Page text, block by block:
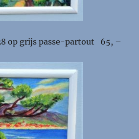
op grijs passe-partout 65, –